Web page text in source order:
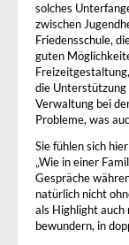
solches
zwischen
Friedensschule,
guten
die
Verwaltung bei
Probleme, was
Sie fühlen sich
„Wie in einer
Gespräche
natürlich nicht
als Highlight auch
bewundern, in